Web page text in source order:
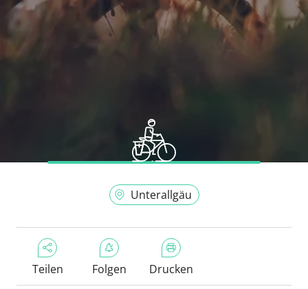
Unterallgäu
Teilen Folgen Drucken